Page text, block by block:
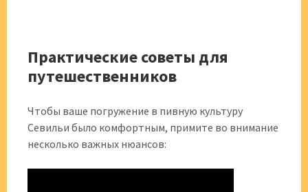
Практические советы для
путешественников
Чтобы ваше погружение в пивную культуру
Севильи было комфортным, примите во внимание
несколько важных нюансов: